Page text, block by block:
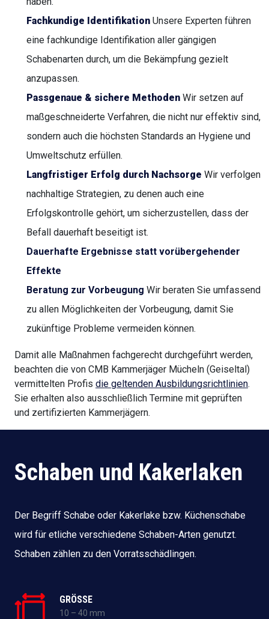
Fachkundige Identifikation Unsere Experten führen
eine fachkundige Identifikation aller gängigen
Schabenarten durch, um die Bekämpfung gezielt
anzupassen.
Passgenaue & sichere Methoden Wir setzen auf
maßgeschneiderte Verfahren, die nicht nur effektiv sind,
sondern auch die höchsten Standards an Hygiene und
Umweltschutz erfüllen.
Langfristiger Erfolg durch Nachsorge Wir verfolgen
nachhaltige Strategien, zu denen auch eine
Erfolgskontrolle gehört, um sicherzustellen, dass der
Befall dauerhaft beseitigt ist.
Dauerhafte Ergebnisse statt vorübergehender
Effekte
Beratung zur Vorbeugung Wir beraten Sie umfassend
zu allen Möglichkeiten der Vorbeugung, damit Sie
zukünftige Probleme vermeiden können.
Damit alle Maßnahmen fachgerecht durchgeführt werden,
beachten die von CMB Kammerjäger Mücheln (Geiseltal)
vermittelten Profis die geltenden Ausbildungsrichtlinien.
Sie erhalten also ausschließlich Termine mit geprüften
und zertifizierten Kammerjägern.
Schaben und Kakerlaken
Der Begriff Schabe oder Kakerlake bzw. Küchenschabe
wird für etliche verschiedene Schaben-Arten genutzt.
Schaben zählen zu den Vorratsschädlingen.
GRÖSSE
10 – 40 mm